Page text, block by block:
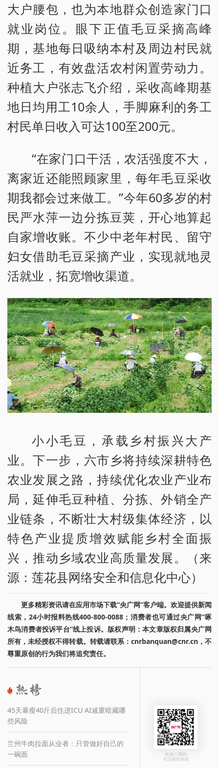
大户腰包，也为本地群众创造家门口
就业岗位。眼下正值毛豆采摘高峰
期，基地每日吸纳本村及周边村民就
近务工，有效盘活农村闲置劳动力。
种植大户张志飞介绍，采收高峰期基
地日均用工10余人，手脚麻利的务工
村民单日收入可达100至200元。
“在家门口干活，农活强度不大，
离家近还能照顾家里，每年毛豆采收
期我都会过来做工。”今年60多岁的村
民严水萍一边分拣豆荚，开心地算起
自家增收账。不少中老年村民、留守
妇女借助毛豆采摘产业，实现就地灵
活就业，拓宽增收渠道。
小小毛豆，承载乡村振兴大产
业。下一步，六市乡将持续深耕特色
农业发展之路，持续优化农业产业布
局，延伸毛豆种植、分拣、外销全产
业链条，不断壮大村级集体经济，以
特色产业提质增效赋能乡村全面振
兴，推动乡域农业高质量发展。（来
源：莲花县网络安全和信息化中心）
更多精彩资讯请在应用市场下载“央广网”客户端。欢迎提供新闻
线索，24小时报料热线400-800-0088；消费者也可通过央广网“啄
木鸟消费者投诉平台”线上投诉。版权声明：本文章版权归属央广网
所有，未经授权不得转载。转载请联系：cnrbanquan@cnr.cn，不
尊重原创的行为我们将追究责任。
45天暴瘦40斤后住进ICU AI减重暗藏哪
些风险
兰州牛肉拉面从业者：只管做好自己的
一碗面
长按二维码
关注精彩内容